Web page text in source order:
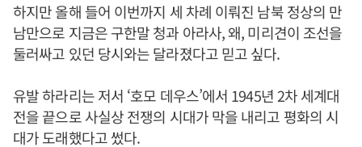
하지만 올해 들어 이번까지 세 차례 이뤄진 남북 정상의 만
남만으로 지금은 구한말 청과 아라사, 왜, 미리견이 조선을
둘러싸고 있던 당시와는 달라졌다고 믿고 싶다.
유발 하라리는 저서 ‘호모 데우스’에서 1945년 2차 세계대
전을 끝으로 사실상 전쟁의 시대가 막을 내리고 평화의 시
대가 도래했다고 썼다.